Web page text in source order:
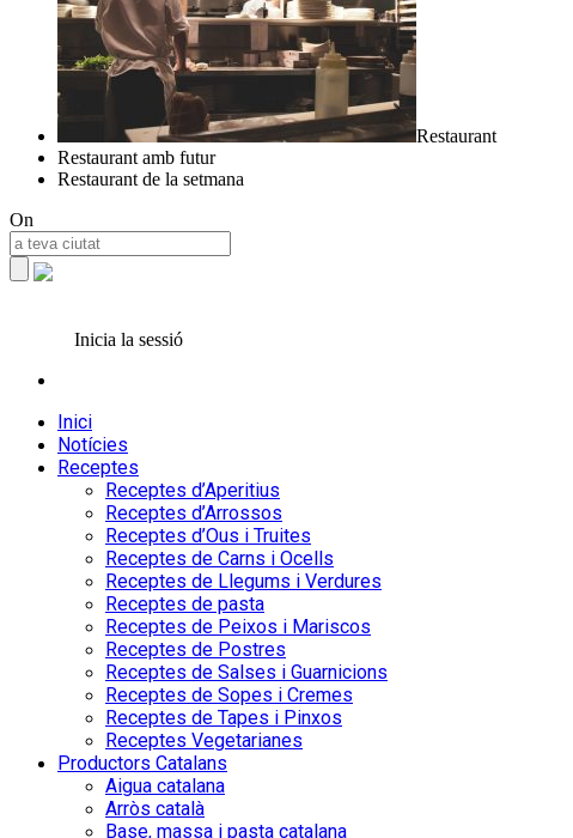
Restaurant
Restaurant amb futur
Restaurant de la setmana
On
Inicia la sessió
Inici
Notícies
Receptes
Receptes d’Aperitius
Receptes d’Arrossos
Receptes d’Ous i Truites
Receptes de Carns i Ocells
Receptes de Llegums i Verdures
Receptes de pasta
Receptes de Peixos i Mariscos
Receptes de Postres
Receptes de Salses i Guarnicions
Receptes de Sopes i Cremes
Receptes de Tapes i Pinxos
Receptes Vegetarianes
Productors Catalans
Aigua catalana
Arròs català
Base, massa i pasta catalana